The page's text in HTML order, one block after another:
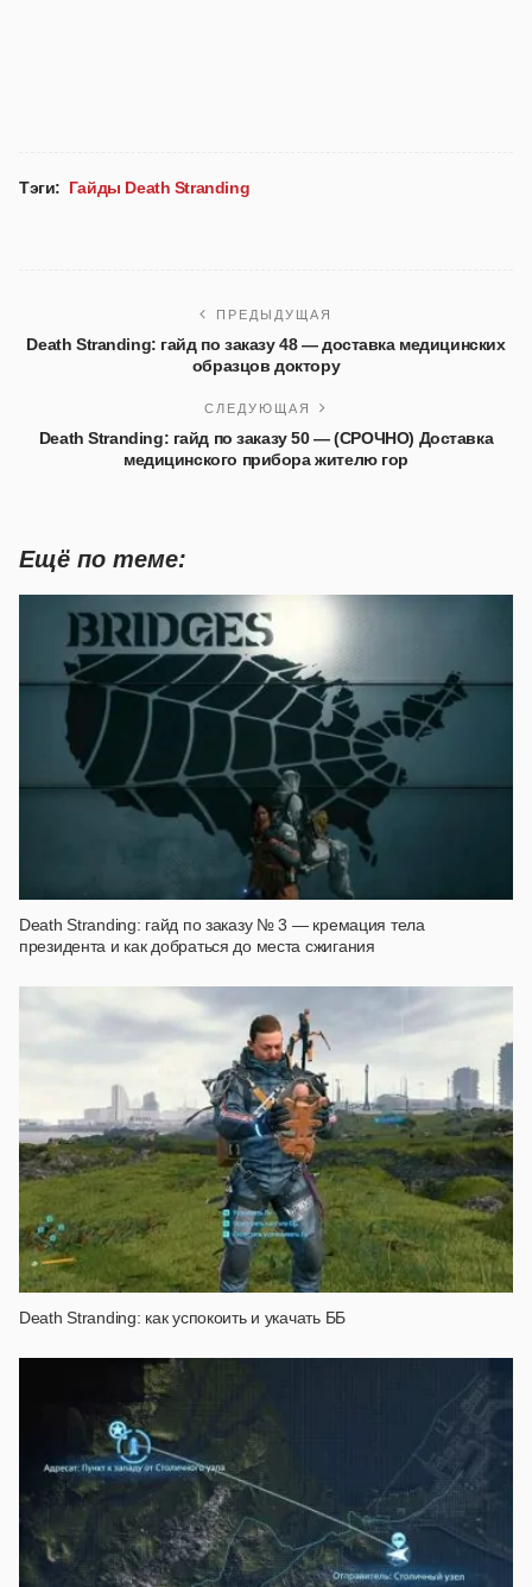
Тэги: Гайды Death Stranding
ПРЕДЫДУЩАЯ
Death Stranding: гайд по заказу 48 — доставка медицинских
образцов доктору
СЛЕДУЮЩАЯ
Death Stranding: гайд по заказу 50 — (СРОЧНО) Доставка
медицинского прибора жителю гор
Ещё по теме:
Death Stranding: гайд по заказу № 3 — кремация тела
президента и как добраться до места сжигания
Death Stranding: как успокоить и укачать ББ